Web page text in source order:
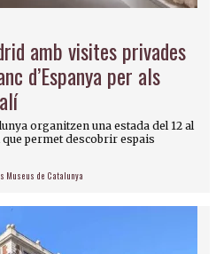
amb visites privades
d’Espanya per als
organitzen una estada del 12 al
que permet descobrir espais
Museus de Catalunya